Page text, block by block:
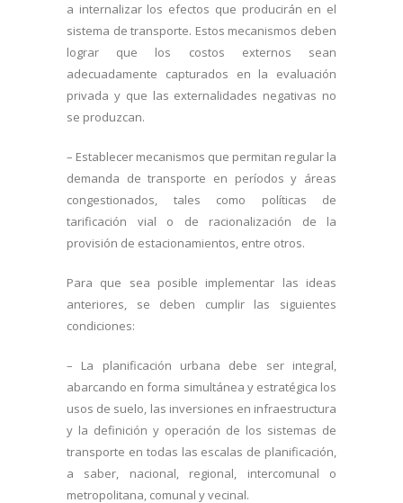
a internalizar los efectos que producirán en el
sistema de transporte. Estos mecanismos deben
lograr que los costos externos sean
adecuadamente capturados en la evaluación
privada y que las externalidades negativas no
se produzcan.
– Establecer mecanismos que permitan regular la
demanda de transporte en períodos y áreas
congestionados, tales como políticas de
tarificación vial o de racionalización de la
provisión de estacionamientos, entre otros.
Para que sea posible implementar las ideas
anteriores, se deben cumplir las siguientes
condiciones:
– La planificación urbana debe ser integral,
abarcando en forma simultánea y estratégica los
usos de suelo, las inversiones en infraestructura
y la definición y operación de los sistemas de
transporte en todas las escalas de planificación,
a saber, nacional, regional, intercomunal o
metropolitana, comunal y vecinal.